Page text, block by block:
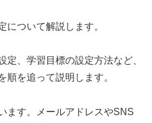
について解説します。
定、学習目標の設定方法など、
順を追って説明します。
ます。メールアドレスやSNS